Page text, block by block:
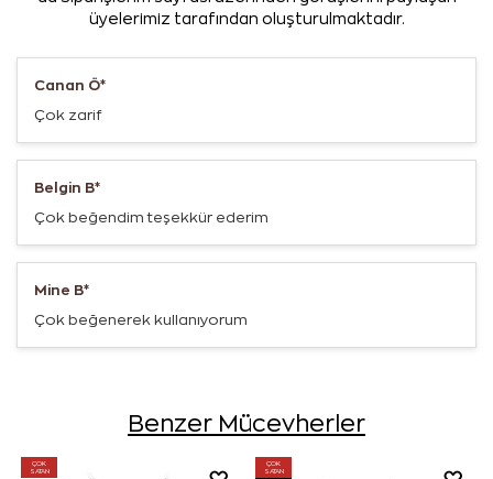
üyelerimiz tarafından oluşturulmaktadır.
Canan Ö*
Çok zarif
Belgin B*
Çok beğendim teşekkür ederim
Mine B*
Çok beğenerek kullanıyorum
Benzer Mücevherler
ÇOK
SATAN
ÇOK
SATAN